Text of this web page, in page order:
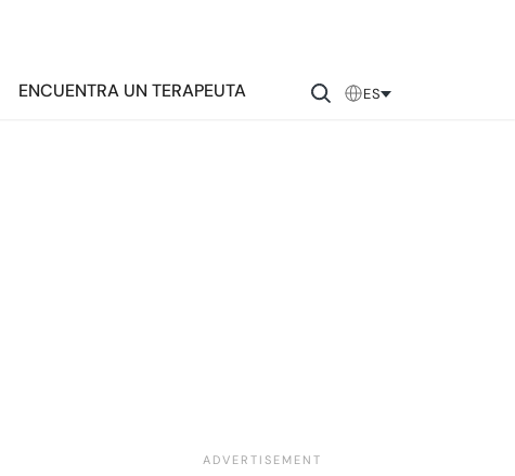
ENCUENTRA UN TERAPEUTA ES